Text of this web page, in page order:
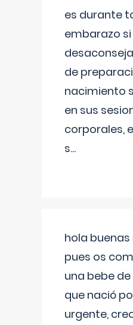
es durante
embarazo
de
nacimiento
en sus
corporales,
s...
hola buenas
pues os
una bebe
que nació
urgente,